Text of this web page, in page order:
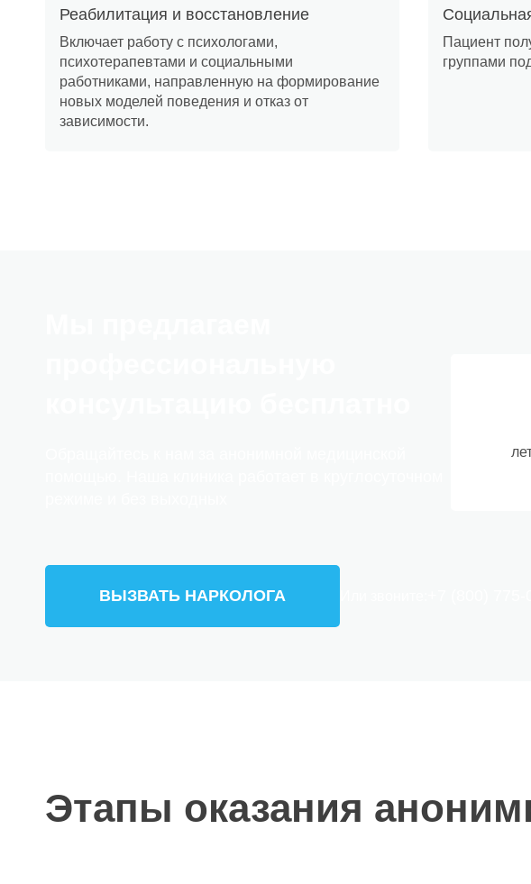
Реабилитация и восстановление
Включает работу с психологами,
психотерапевтами и социальными
работниками, направленную на формирование
новых моделей поведения и отказ от
зависимости.
Пациент
группами
ВЫЗВАТЬ НАРКОЛОГА
Этапы оказания